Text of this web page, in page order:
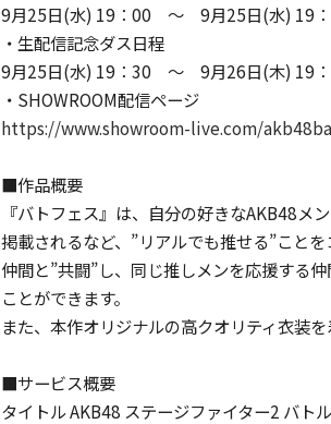
9月25日(水) 19：00 ～ 9月25日(水) 19
・生配信記念ダス日程
9月25日(水) 19：30 ～ 9月26日(木) 19
・SHOWROOM配信ページ
https://www.showroom-live.com/
■作品概要
『バトフェス』は、自分の好きなAKB48メ
掲載されるなど、”リアルでも推せる”こと
仲間と”共闘”し、同じ推しメンを応援する
ことができます。
また、本作オリジナルの高クオリティ衣装
■サービス概要
タイトル AKB48 ステージファイター2 バト